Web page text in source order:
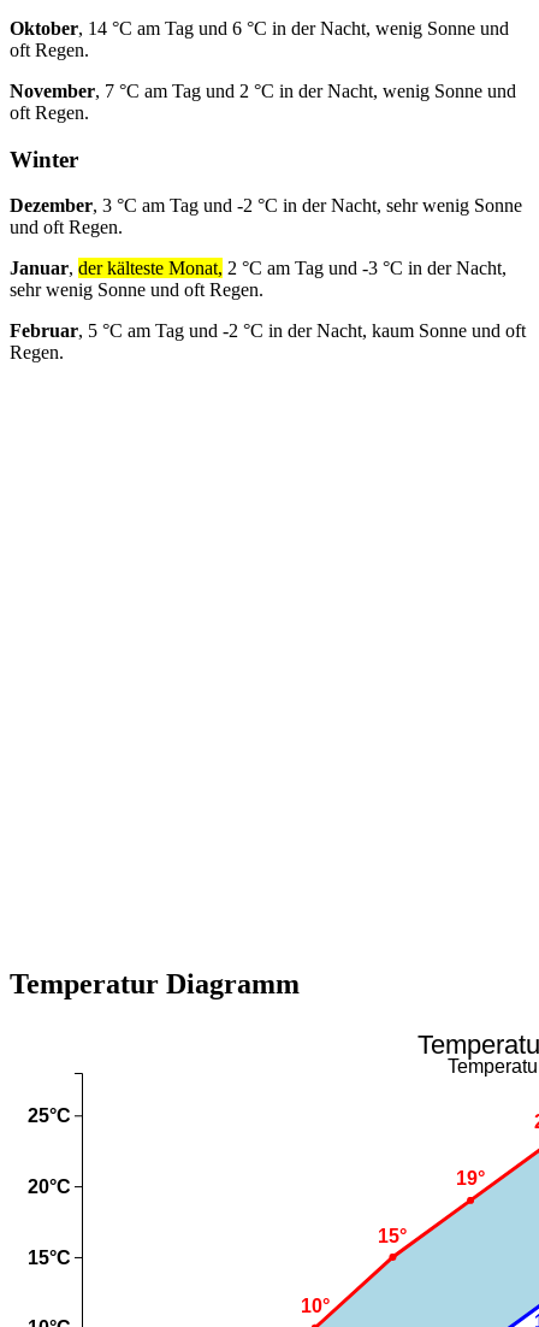
Oktober, 14 °C am Tag und 6 °C in der Nacht, wenig Sonne und
oft Regen.
November, 7 °C am Tag und 2 °C in der Nacht, wenig Sonne und
oft Regen.
Winter
Dezember, 3 °C am Tag und -2 °C in der Nacht, sehr wenig Sonne
und oft Regen.
Januar, der kälteste Monat, 2 °C am Tag und -3 °C in der Nacht,
sehr wenig Sonne und oft Regen.
Februar, 5 °C am Tag und -2 °C in der Nacht, kaum Sonne und oft
Regen.
Temperatur Diagramm